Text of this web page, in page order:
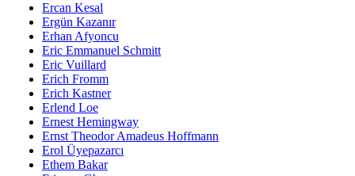
Ercan Kesal
Ergün Kazanır
Erhan Afyoncu
Eric Emmanuel Schmitt
Eric Vuillard
Erich Fromm
Erich Kastner
Erlend Loe
Ernest Hemingway
Ernst Theodor Amadeus Hoffmann
Erol Üyepazarcı
Ethem Bakar